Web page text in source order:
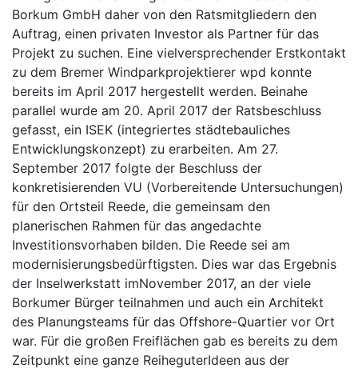
Borkum GmbH daher von den Ratsmitgliedern den
Auftrag, einen privaten Investor als Partner für das
Projekt zu suchen. Eine vielversprechender Erstkontakt
zu dem Bremer Windparkprojektierer wpd konnte
bereits im April 2017 hergestellt werden. Beinahe
parallel wurde am 20. April 2017 der Ratsbeschluss
gefasst, ein ISEK (integriertes städtebauliches
Entwicklungskonzept) zu erarbeiten. Am 27.
September 2017 folgte der Beschluss der
konkretisierenden VU (Vorbereitende Untersuchungen)
für den Ortsteil Reede, die gemeinsam den
planerischen Rahmen für das angedachte
Investitionsvorhaben bilden. Die Reede sei am
modernisierungsbedürftigsten. Dies war das Ergebnis
der Inselwerkstatt imNovember 2017, an der viele
Borkumer Bürger teilnahmen und auch ein Architekt
des Planungsteams für das Offshore-Quartier vor Ort
war. Für die großen Freiflächen gab es bereits zu dem
Zeitpunkt eine ganze ReiheguterIdeen aus der